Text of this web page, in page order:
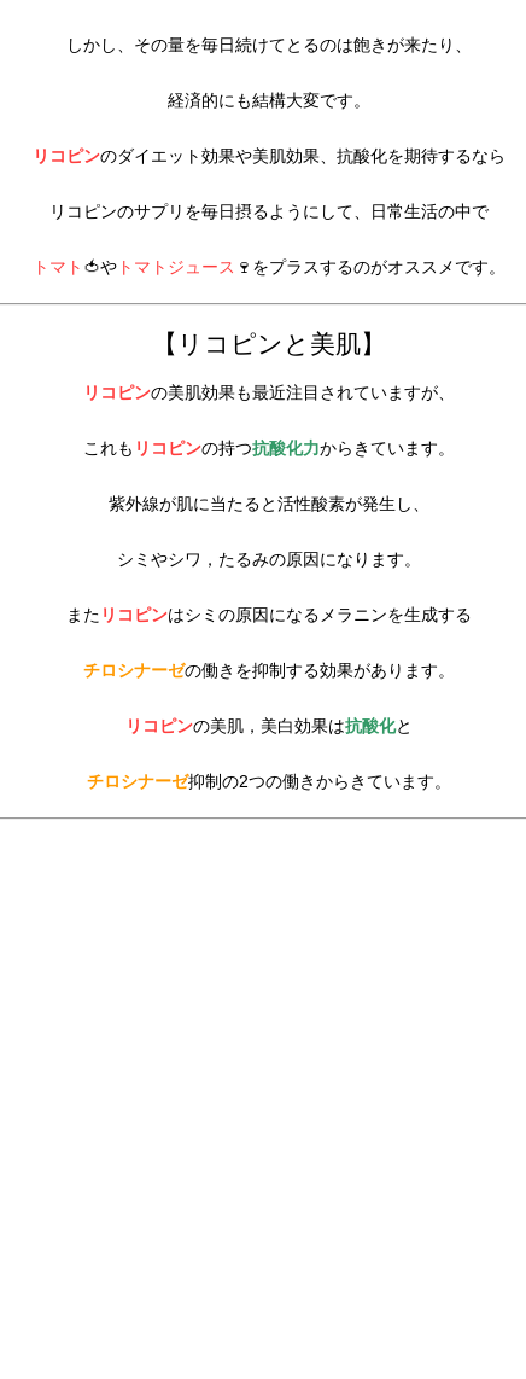
しかし、その量を毎日続けてとるのは飽きが来たり、
経済的にも結構大変です。
リコピンのダイエット効果や美肌効果、抗酸化を期待するなら
リコピンのサプリを毎日摂るようにして、日常生活の中で
トマト 🍅や トマトジュース 🍷をプラスするのがオススメです。
【リコピンと美肌】
リコピンの美肌効果も最近注目されていますが、
これも リコピンの持つ抗酸化力からきています。
紫外線が肌に当たると活性酸素が発生し、
シミやシワ，たるみの原因になります。
また リコピンはシミの原因になるメラニンを生成する
チロシナーゼの働きを抑制する効果があります。
リコピンの美肌，美白効果は抗酸化と
チロシナーゼ抑制の2つの働きからきています。